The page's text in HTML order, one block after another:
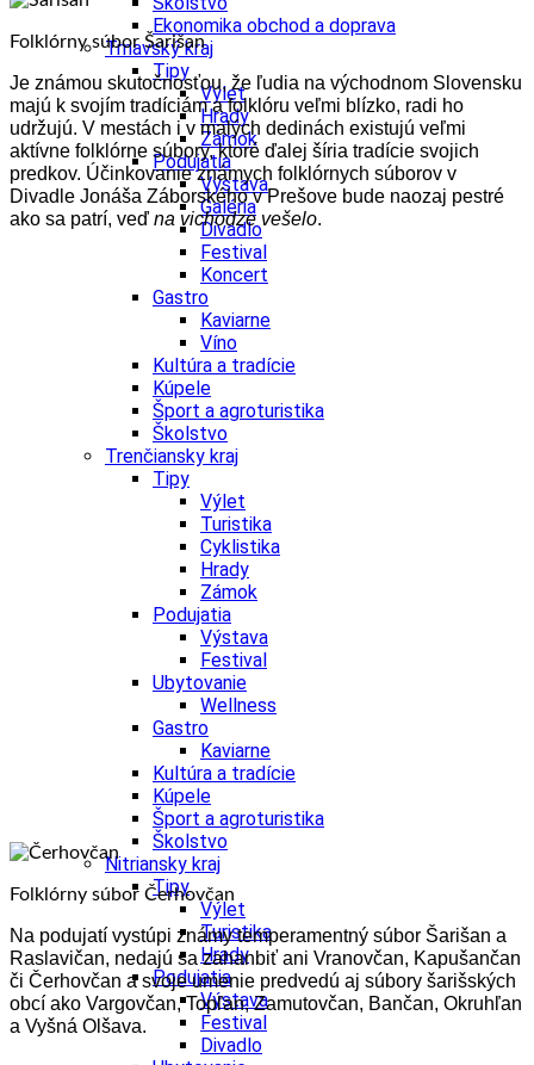
Ekonomika obchod a doprava
Trnavský kraj
Tipy
Výlet
Hrady
Zámok
Podujatia
Výstava
Galéria
Divadlo
Festival
Koncert
Gastro
Kaviarne
Víno
Kultúra a tradície
Kúpele
Šport a agroturistika
Školstvo
Trenčiansky kraj
Tipy
Výlet
Turistika
Cyklistika
Hrady
Zámok
Podujatia
Výstava
Festival
Ubytovanie
Wellness
Gastro
Kaviarne
Kultúra a tradície
Kúpele
Šport a agroturistika
Školstvo
Nitriansky kraj
Tipy
Výlet
Turistika
Hrady
Podujatia
Výstava
Festival
Divadlo
Folklórny súbor Šarišan
Je známou skutočnosťou, že ľudia na východnom Slovensku
majú k svojím tradíciám a folklóru veľmi blízko, radi ho
udržujú. V mestách i v malých dedinách existujú veľmi
aktívne folklórne súbory, ktoré ďalej šíria tradície svojich
predkov. Účinkovanie známych folklórnych súborov v
Divadle Jonáša Záborského v Prešove bude naozaj pestré
ako sa patrí, veď na vichodze vešelo.
Folklórny súbor Čerhovčan
Na podujatí vystúpi známy temperamentný súbor Šarišan a
Raslavičan, nedajú sa zahanbiť ani Vranovčan, Kapušančan
či Čerhovčan a svoje umenie predvedú aj súbory šarišských
obcí ako Vargovčan, Topľan, Zamutovčan, Bančan, Okruhľan
a Vyšná Olšava.